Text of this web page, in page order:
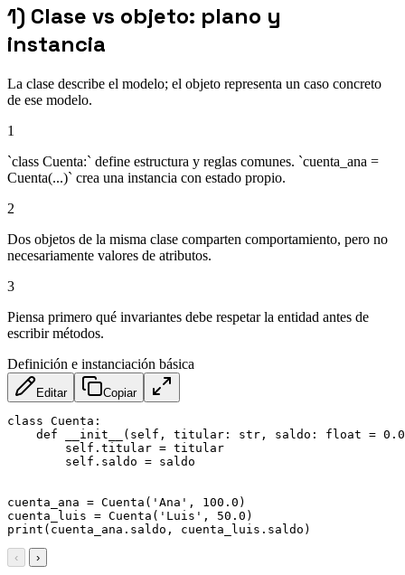
1) Clase vs objeto: plano y
instancia
La clase describe el modelo; el objeto representa un caso concreto
de ese modelo.
1
`class Cuenta:` define estructura y reglas comunes. `cuenta_ana =
Cuenta(...)` crea una instancia con estado propio.
2
Dos objetos de la misma clase comparten comportamiento, pero no
necesariamente valores de atributos.
3
Piensa primero qué invariantes debe respetar la entidad antes de
escribir métodos.
Definición e instanciación básica
Editar Copiar
class Cuenta:
def __init__(self, titular: str, saldo: float =
        self.titular = titular
        self.saldo = saldo
cuenta_ana = Cuenta('Ana', 100.0)
cuenta_luis = Cuenta('Luis', 50.0)
print(cuenta_ana.saldo, cuenta_luis.saldo)
‹ ›